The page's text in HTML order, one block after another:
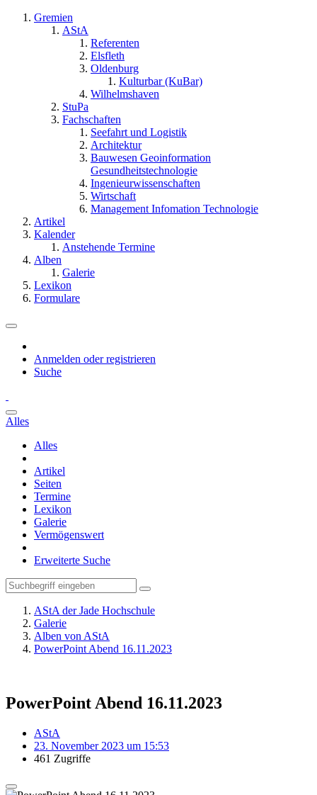
Gremien
AStA
Referenten
Elsfleth
Oldenburg
Kulturbar (KuBar)
Wilhelmshaven
StuPa
Fachschaften
Seefahrt und Logistik
Architektur
Bauwesen Geoinformation
Gesundheitstechnologie
Ingenieurwissenschaften
Wirtschaft
Management Infomation Technologie
Artikel
Kalender
Anstehende Termine
Alben
Galerie
Lexikon
Formulare
Anmelden oder registrieren
Suche
Alles
Alles
Artikel
Seiten
Termine
Lexikon
Galerie
Vermögenswert
Erweiterte Suche
AStA der Jade Hochschule
Galerie
Alben von AStA
PowerPoint Abend 16.11.2023
PowerPoint Abend 16.11.2023
AStA
23. November 2023 um 15:53
461 Zugriffe